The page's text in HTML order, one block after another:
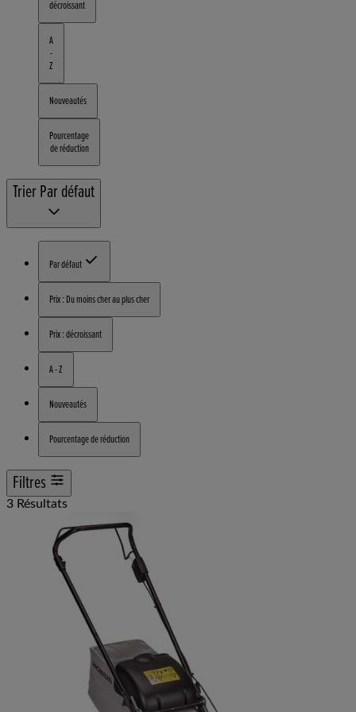
décroissant
A
-
Z
Nouveautés
Pourcentage
de réduction
Trier Par défaut
Par défaut
Prix : Du moins cher au plus cher
Prix : décroissant
A - Z
Nouveautés
Pourcentage de réduction
Filtres
3 Résultats